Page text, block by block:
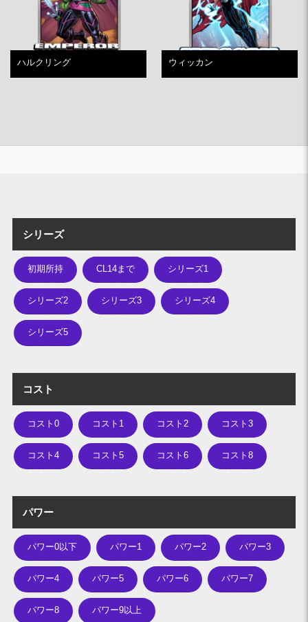
ハルクリング ウィッカン
シリーズ
初期所持 CL14まで シリーズ1
シリーズ2 シリーズ3 シリーズ4
シリーズ5
コスト
コスト0 コスト1 コスト2 コスト3
コスト4 コスト5 コスト6 コスト8
パワー
パワー0以下 パワー1 パワー2 パワー3
パワー4 パワー5 パワー6 パワー7
パワー8 パワー9以上